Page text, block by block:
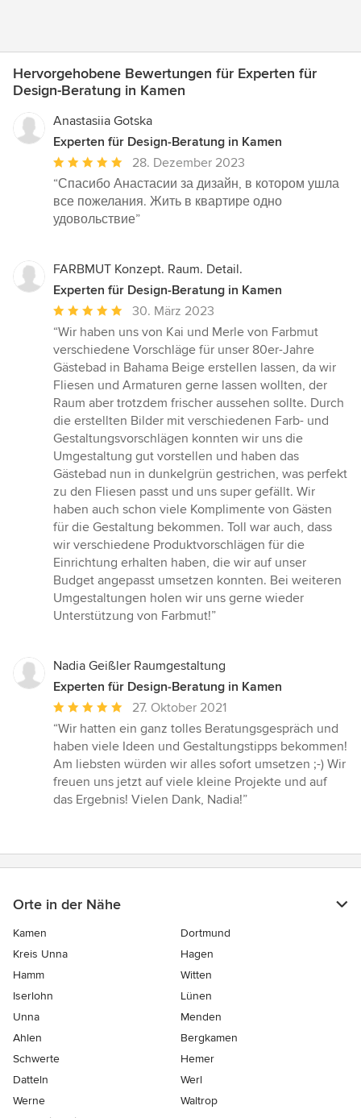
Hervorgehobene Bewertungen für Experten für
Design-Beratung in Kamen
Anastasiia Gotska
Experten für Design-Beratung in Kamen
Durchschnittliche
Bewertung:
5
von
28. Dezember 2023
“Спасибо Анастасии за дизайн, в котором ушла
все пожелания. Жить в квартире одно
удовольствие”
FARBMUT Konzept. Raum. Detail.
Experten für Design-Beratung in Kamen
Durchschnittliche
Bewertung:
5
von
5
Sternen
30. März 2023
“Wir haben uns von Kai und Merle von Farbmut
verschiedene Vorschläge für unser 80er-Jahre
Gästebad in Bahama Beige erstellen lassen, da wir
Fliesen und Armaturen gerne lassen wollten, der
Raum aber trotzdem frischer aussehen sollte. Durch
die erstellten Bilder mit verschiedenen Farb- und
Gestaltungsvorschlägen konnten wir uns die
Umgestaltung gut vorstellen und haben das
Gästebad nun in dunkelgrün gestrichen, was perfekt
zu den Fliesen passt und uns super gefällt. Wir
haben auch schon viele Komplimente von Gästen
für die Gestaltung bekommen. Toll war auch, dass
wir verschiedene Produktvorschlägen für die
Einrichtung erhalten haben, die wir auf unser
Budget angepasst umsetzen konnten. Bei weiteren
Umgestaltungen holen wir uns gerne wieder
Unterstützung von Farbmut!”
Nadia Geißler Raumgestaltung
Experten für Design-Beratung in Kamen
Durchschnittliche
Bewertung:
5
von
5
Sternen
27. Oktober 2021
“Wir hatten ein ganz tolles Beratungsgespräch und
haben viele Ideen und Gestaltungstipps bekommen!
Am liebsten würden wir alles sofort umsetzen ;-) Wir
freuen uns jetzt auf viele kleine Projekte und auf
das Ergebnis! Vielen Dank, Nadia!”
Orte in der Nähe
Kamen
Dortmund
Kreis Unna
Hagen
Hamm
Witten
Iserlohn
Lünen
Unna
Menden
Ahlen
Bergkamen
Schwerte
Hemer
Datteln
Werl
Werne
Waltrop